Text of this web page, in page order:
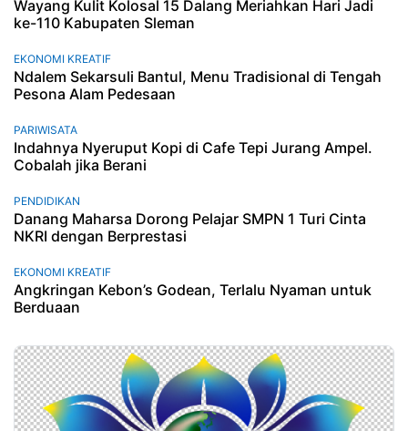
Wayang Kulit Kolosal 15 Dalang Meriahkan Hari Jadi
ke-110 Kabupaten Sleman
EKONOMI KREATIF
Ndalem Sekarsuli Bantul, Menu Tradisional di Tengah
Pesona Alam Pedesaan
PARIWISATA
Indahnya Nyeruput Kopi di Cafe Tepi Jurang Ampel.
Cobalah jika Berani
PENDIDIKAN
Danang Maharsa Dorong Pelajar SMPN 1 Turi Cinta
NKRI dengan Berprestasi
EKONOMI KREATIF
Angkringan Kebon’s Godean, Terlalu Nyaman untuk
Berduaan